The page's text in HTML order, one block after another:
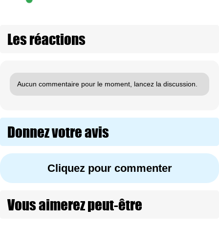
Les réactions
Aucun commentaire pour le moment, lancez la discussion.
Donnez votre avis
Cliquez pour commenter
Vous aimerez peut-être